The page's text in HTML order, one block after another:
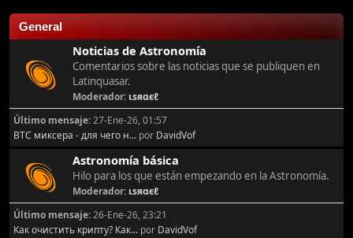
General
Noticias de Astronomía
Comentarios sobre las noticias que se publiquen en
Latinquasar.
Moderador: ιѕяαєℓ
Último mensaje:27-Ene-26, 01:57
BTC миксера - для чего н... por DavidVof
Astronomía básica
Hilo para los que están empezando en la Astronomía.
Moderador: ιѕяαєℓ
Último mensaje:26-Ene-26, 23:21
Как очистить крипту? Как... por DavidVof